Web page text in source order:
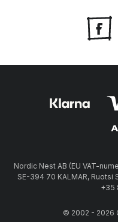
Nordic Nest AB (EU VAT-
SE-394 70 KALMAR,
+35
© 2002 - 2026